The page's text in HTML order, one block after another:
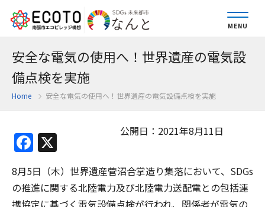
MENU
安全な電気の使用へ！世界遺産の電気設
備点検を実施
Home 安全な電気の使用へ！世界遺産の電気設備点検を実施
公開日：2021年8月11日
Facebook
8月5日（木）世界遺産菅沼合掌造り集落において、SDGs
の推進に関する北陸電力及び北陸電力送配電との包括連
携協定に基づく電気設備点検が行われ、関係者が電気の